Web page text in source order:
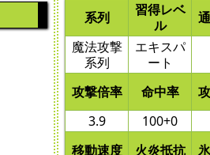
系列
習得レベ
ル
魔法攻撃
系列
エキスパ
ート
攻撃倍率
命中率
3.9
100+0
移動速度
火炎抵抗